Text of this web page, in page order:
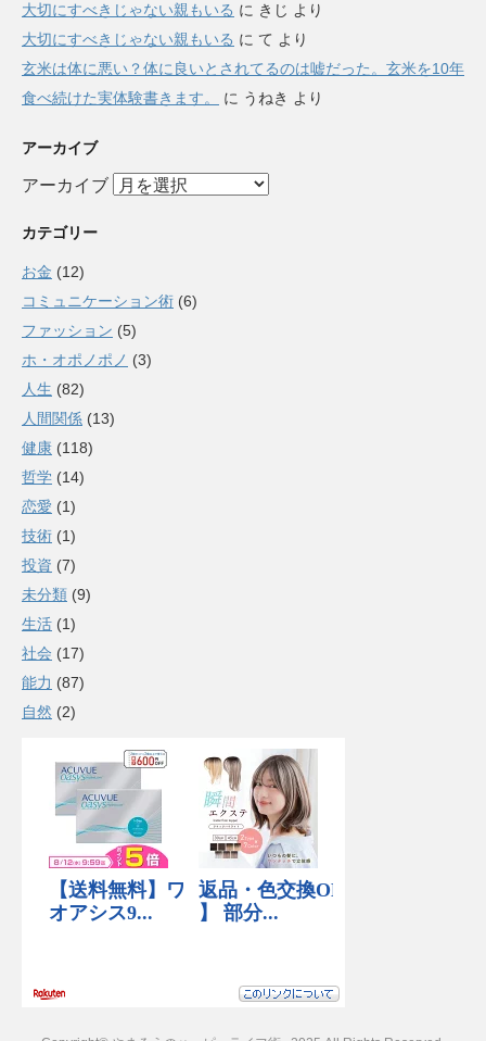
大切にすべきじゃない親もいる に きじ より
大切にすべきじゃない親もいる に て より
玄米は体に悪い？体に良いとされてるのは嘘だった。玄米を10年
食べ続けた実体験書きます。
に うねき より
アーカイブ
アーカイブ
カテゴリー
お金 (12)
コミュニケーション術 (6)
ファッション (5)
ホ・オポノポノ (3)
人生 (82)
人間関係 (13)
健康 (118)
哲学 (14)
恋愛 (1)
技術 (1)
投資 (7)
未分類 (9)
生活 (1)
社会 (17)
能力 (87)
自然 (2)